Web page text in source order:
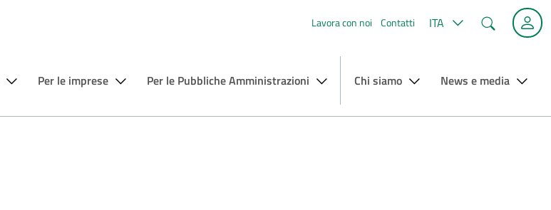
Lavora con noi Contatti ITA Cerca
Per le imprese Per le Pubbliche Amministrazioni Chi siamo News e media